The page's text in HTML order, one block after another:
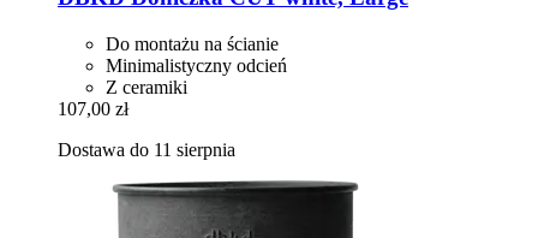
Do montażu na ścianie
Minimalistyczny odcień
Z ceramiki
107,00 zł
Dostawa do 11 sierpnia